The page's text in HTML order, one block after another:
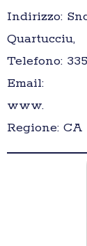
Indirizzo:
Quartucciu,
Telefono:
Email:
www.
Regione: CA